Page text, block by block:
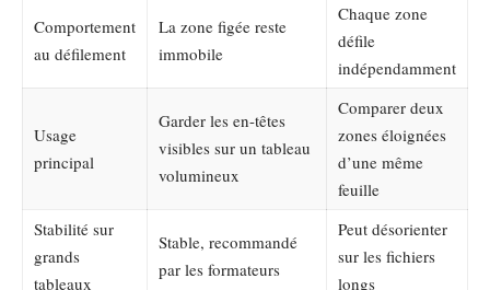
Comportement
au défilement
La zone figée reste
immobile
Chaque zone
défile
indépendamment
Usage
principal
Garder les en-têtes
visibles sur un tableau
volumineux
Comparer deux
zones éloignées
d’une même
feuille
Stabilité sur
grands
tableaux
Stable, recommandé
par les formateurs
Peut désorienter
sur les fichiers
longs